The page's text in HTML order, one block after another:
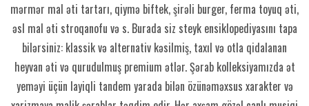
mərmər mal əti tartarı, qiymə biftek, şirəli burger, ferma toyuq əti,
əsl mal əti stroqanofu və s. Burada siz steyk ensiklopediyasını tapa
bilərsiniz: klassik və alternativ kəsilmiş, taxıl və otla qidalanan
heyvan əti və qurudulmuş premium ətlər. Şərab kolleksiyamızda ət
yeməyi üçün layiqli tandem yarada bilən özünəməxsus xarakter və